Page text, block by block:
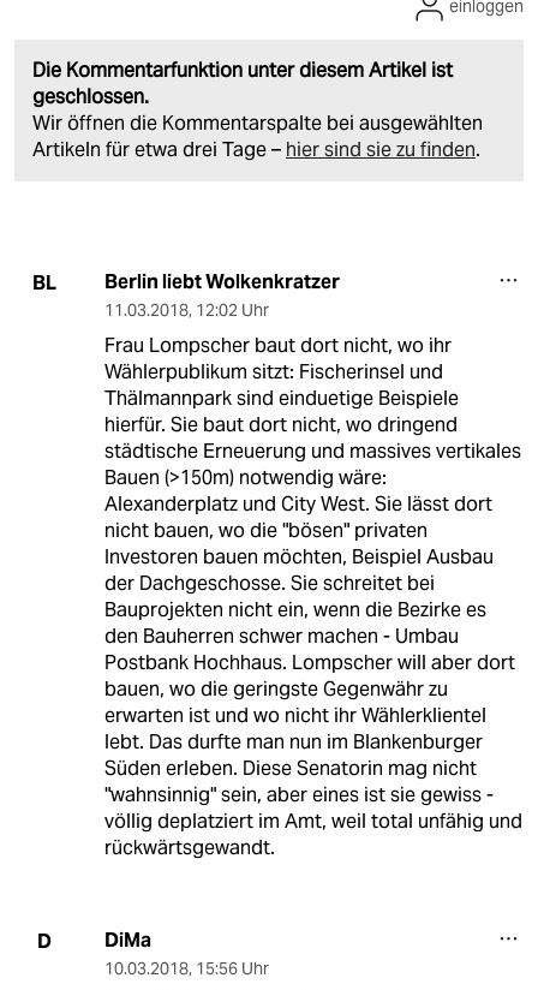
Die Kommentarfunktion unter diesem Artikel ist
geschlossen.
Wir öffnen die Kommentarspalte bei ausgewählten
Artikeln für etwa drei Tage – hier sind sie zu finden.
einloggen
BL Berlin liebt Wolkenkratzer
11.03.2018, 12:02 Uhr
Frau Lompscher baut dort nicht, wo ihr
Wählerpublikum sitzt: Fischerinsel und
Thälmannpark sind einduetige Beispiele
hierfür. Sie baut dort nicht, wo dringend
städtische Erneuerung und massives vertikales
Bauen (>150m) notwendig wäre:
Alexanderplatz und City West. Sie lässt dort
nicht bauen, wo die "bösen" privaten
Investoren bauen möchten, Beispiel Ausbau
der Dachgeschosse. Sie schreitet bei
Bauprojekten nicht ein, wenn die Bezirke es
den Bauherren schwer machen - Umbau
Postbank Hochhaus. Lompscher will aber dort
bauen, wo die geringste Gegenwähr zu
erwarten ist und wo nicht ihr Wählerklientel
lebt. Das durfte man nun im Blankenburger
Süden erleben. Diese Senatorin mag nicht
"wahnsinnig" sein, aber eines ist sie gewiss -
völlig deplatziert im Amt, weil total unfähig und
rückwärtsgewandt.
D DiMa
10.03.2018, 15:56 Uhr